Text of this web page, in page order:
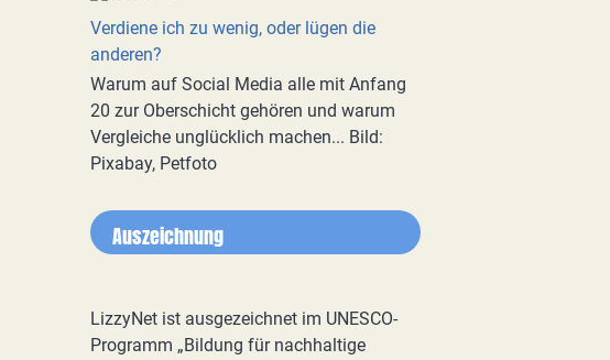
Verdiene ich zu wenig, oder lügen die
anderen?
Warum auf Social Media alle mit Anfang
20 zur Oberschicht gehören und warum
Vergleiche unglücklich machen... Bild:
Pixabay, Petfoto
Auszeichnung
LizzyNet ist ausgezeichnet im UNESCO-
Programm „Bildung für nachhaltige